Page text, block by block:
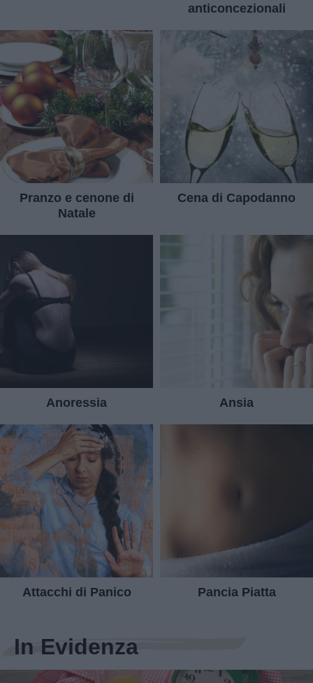
anticoncezionali
Pranzo e cenone di
Natale
Cena di Capodanno
Anoressia Ansia
Attacchi di Panico Pancia Piatta
In Evidenza